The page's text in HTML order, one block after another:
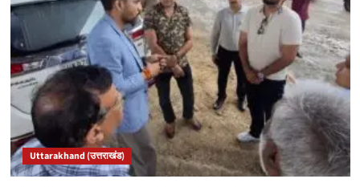
Uttarakhand (उत्तराखंड)